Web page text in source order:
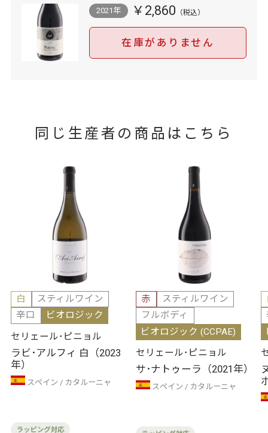
2021年 ￥2,860
在庫がありません
同じ生産者の商品はこちら
白
スティルワイン
辛口
ビオロジック
セリェール･ピニョル
ラビ･アルフィ 白（2023
年）
スペイン カタルーニャ
赤
スティルワイン
フルボディ
ビオロジック (CCPAE)
セリェール･ピニョル
サ･ナトゥーラ（2021年）
スペイン カタルーニャ